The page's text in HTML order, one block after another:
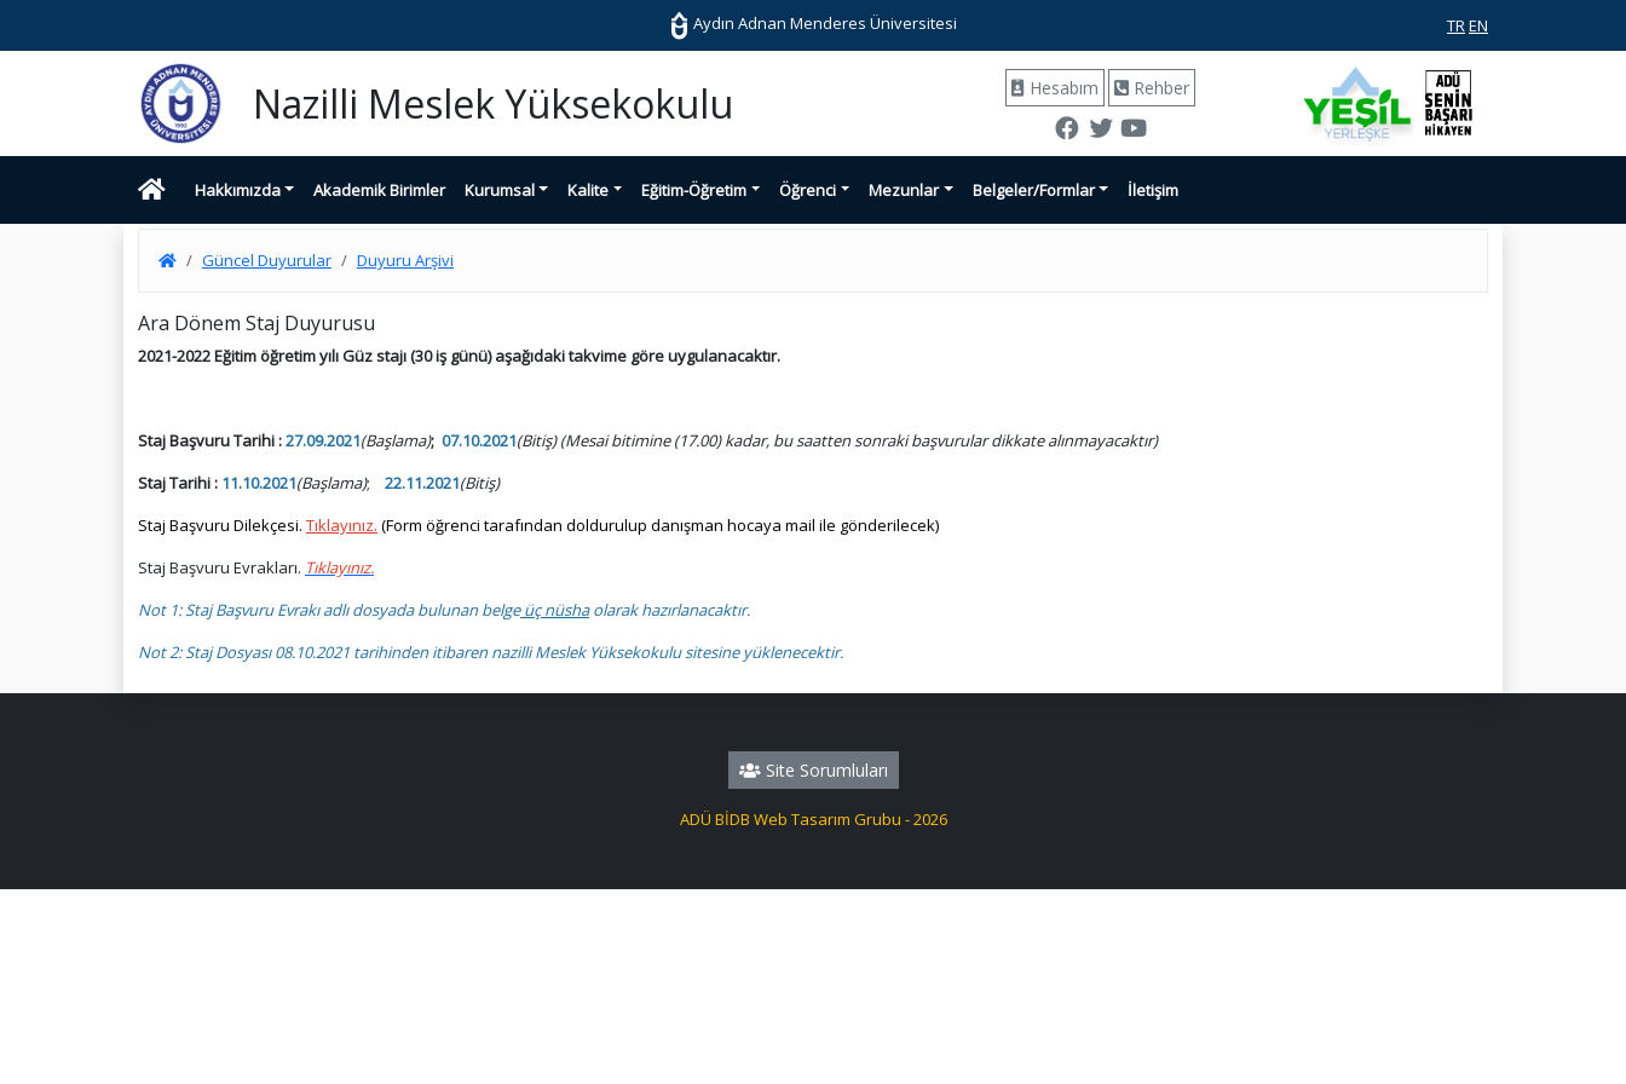
Aydın Adnan Menderes Üniversitesi TR EN
Nazilli Meslek Yüksekokulu Hesabım Rehber
Hakkımızda Akademik Birimler Kurumsal Kalite Eğitim-Öğretim Öğrenci Mezunlar Belgeler/Formlar İletişim
Güncel Duyurular Duyuru Arşivi
Ara Dönem Staj Duyurusu
2021-2022 Eğitim öğretim yılı Güz stajı (30 iş günü) aşağıdaki takvime göre uygulanacaktır.
Staj Başvuru Tarihi :27.09.2021(Başlama); 07.10.2021(Bitiş) (Mesai bitimine (17.00) kadar, bu saatten sonraki başvurular dikkate alınmayacaktır)
Staj Tarihi : 11.10.2021(Başlama); 22.11.2021(Bitiş)
Staj Başvuru Dilekçesi. Tıklayınız. (Form öğrenci tarafından doldurulup danışman hocaya mail ile gönderilecek)
Staj Başvuru Evrakları. Tıklayınız.
Not 1: Staj Başvuru Evrakı adlı dosyada bulunan belgeüç nüshaolarak hazırlanacaktır.
Not 2: Staj Dosyası 08.10.2021 tarihinden itibaren nazilli Meslek Yüksekokulu sitesine yüklenecektir.
Site Sorumluları
ADÜ BİDB Web Tasarım Grubu - 2026